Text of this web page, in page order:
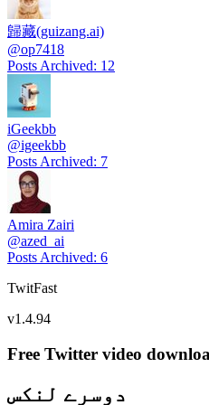
歸藏(guizang.ai)
@op7418
Posts Archived: 12
iGeekbb
@igeekbb
Posts Archived: 7
Amira Zairi
@azed_ai
Posts Archived: 6
TwitFast
v1.4.94
Free Twitter video
دوسرے لنکس